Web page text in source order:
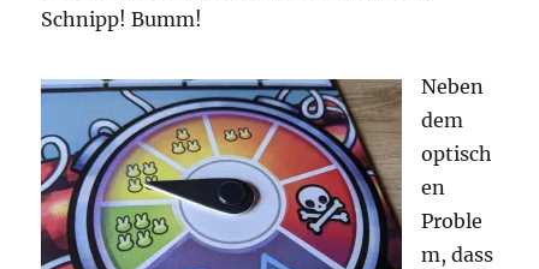
Schnipp! Bumm!
Neben
dem
optisch
en
Proble
m, dass